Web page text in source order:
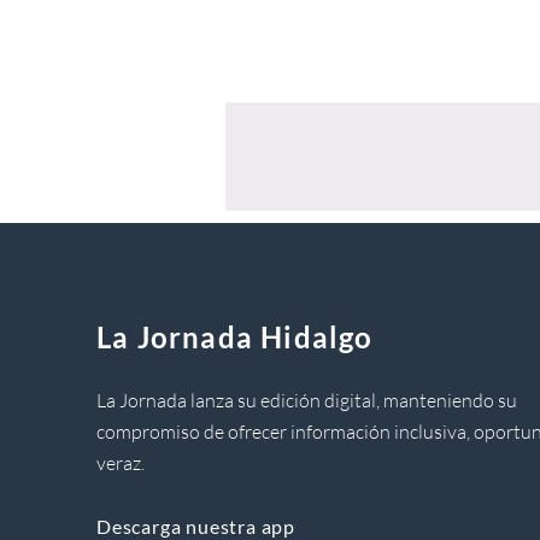
La Jornada Hidalgo
La Jornada lanza su edición digital, manteniendo su
compromiso de ofrecer información inclusiva,
veraz.
Descarga nuestra app